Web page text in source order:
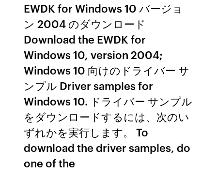
EWDK for Windows 10 バージョ
ン 2004 のダウンロード
Download the EWDK for
Windows 10, version 2004;
Windows 10 向けのドライバー サ
ンプル Driver samples for
Windows 10. ドライバー サンプル
をダウンロードするには、次のい
ずれかを実行します。 To
download the driver samples, do
one of the